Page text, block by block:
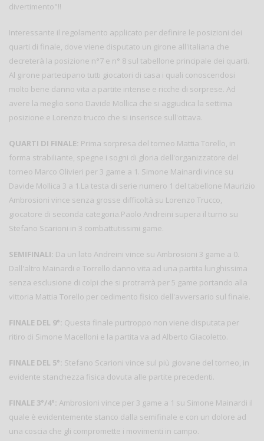
divertimento"!!
Interessante il regolamento applicato per definire le posizioni dei
quarti di finale, dove viene disputato un girone all'italiana che
decreterà la posizione n°7 e n° 8 sul tabellone principale dei quarti.
Al girone partecipano tutti giocatori di casa i quali conoscendosi
molto bene danno vita a partite intense e ricche di sorprese. Ad
avere la meglio sono Davide Mollica che si aggiudica la settima
posizione e Lorenzo trucco che si inserisce sull'ottava.
QUARTI DI FINALE: Prima sorpresa del torneo Mattia Torello, in
forma strabiliante, spegne i sogni di gloria dell'organizzatore del
torneo Marco Olivieri per 3 game a 1. Simone Mainardi vince su
Davide Mollica 3 a 1.La testa di serie numero 1 del tabellone Maurizio
Ambrosioni vince senza grosse difficoltà su Lorenzo Trucco,
giocatore di seconda categoria.Paolo Andreini supera il turno su
Stefano Scarioni in 3 combattutissimi game.
SEMIFINALI: Da un lato Andreini vince su Ambrosioni 3 game a 0.
Dall'altro Mainardi e Torrello danno vita ad una partita lunghissima
senza esclusione di colpi che si protrarrà per 5 game portando alla
vittoria Mattia Torello per cedimento fisico dell'avversario sul finale.
FINALE DEL 9°: Questa finale purtroppo non viene disputata per
ritiro di Simone Macelloni e la partita va ad Alberto Giacoletto.
FINALE DEL 5°: Stefano Scarioni vince sul più giovane del torneo, in
evidente stanchezza fisica dovuta alle partite precedenti.
FINALE 3°/4°: Ambrosioni vince per 3 game a 1 su Simone Mainardi il
quale è evidentemente stanco dalla semifinale e con un dolore ad
una coscia che gli compromette i movimenti in campo.